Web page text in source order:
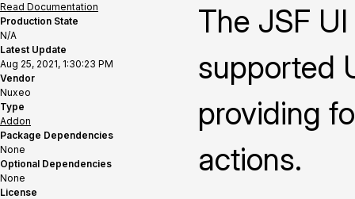
Read Documentation
Production State
N/A
Latest Update
Aug 25, 2021, 1:30:23 PM
Vendor
Nuxeo
Type
Addon
Package Dependencies
None
Optional Dependencies
None
License
The JSF
supported
providing
actions.